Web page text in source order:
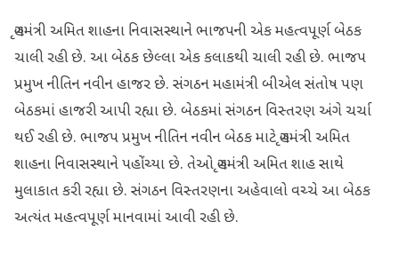
ગૃહમંત્રી અમિત શાહના નિવાસસ્થાને ભાજપની એક મહત્વપૂર્ણ બેઠક
ચાલી રહી છે. આ બેઠક છેલ્લા એક કલાકથી ચાલી રહી છે. ભાજપ
પ્રમુખ નીતિન નવીન હાજર છે. સંગઠન મહામંત્રી બીએલ સંતોષ પણ
બેઠકમાં હાજરી આપી રહ્યા છે. બેઠકમાં સંગઠન વિસ્તરણ અંગે ચર્ચા
થઈ રહી છે. ભાજપ પ્રમુખ નીતિન નવીન બેઠક માટે ગૃહમંત્રી અમિત
શાહના નિવાસસ્થાને પહોંચ્યા છે. તેઓ ગૃહમંત્રી અમિત શાહ સાથે
મુલાકાત કરી રહ્યા છે. સંગઠન વિસ્તરણના અહેવાલો વચ્ચે આ બેઠક
અત્યંત મહત્વપૂર્ણ માનવામાં આવી રહી છે.